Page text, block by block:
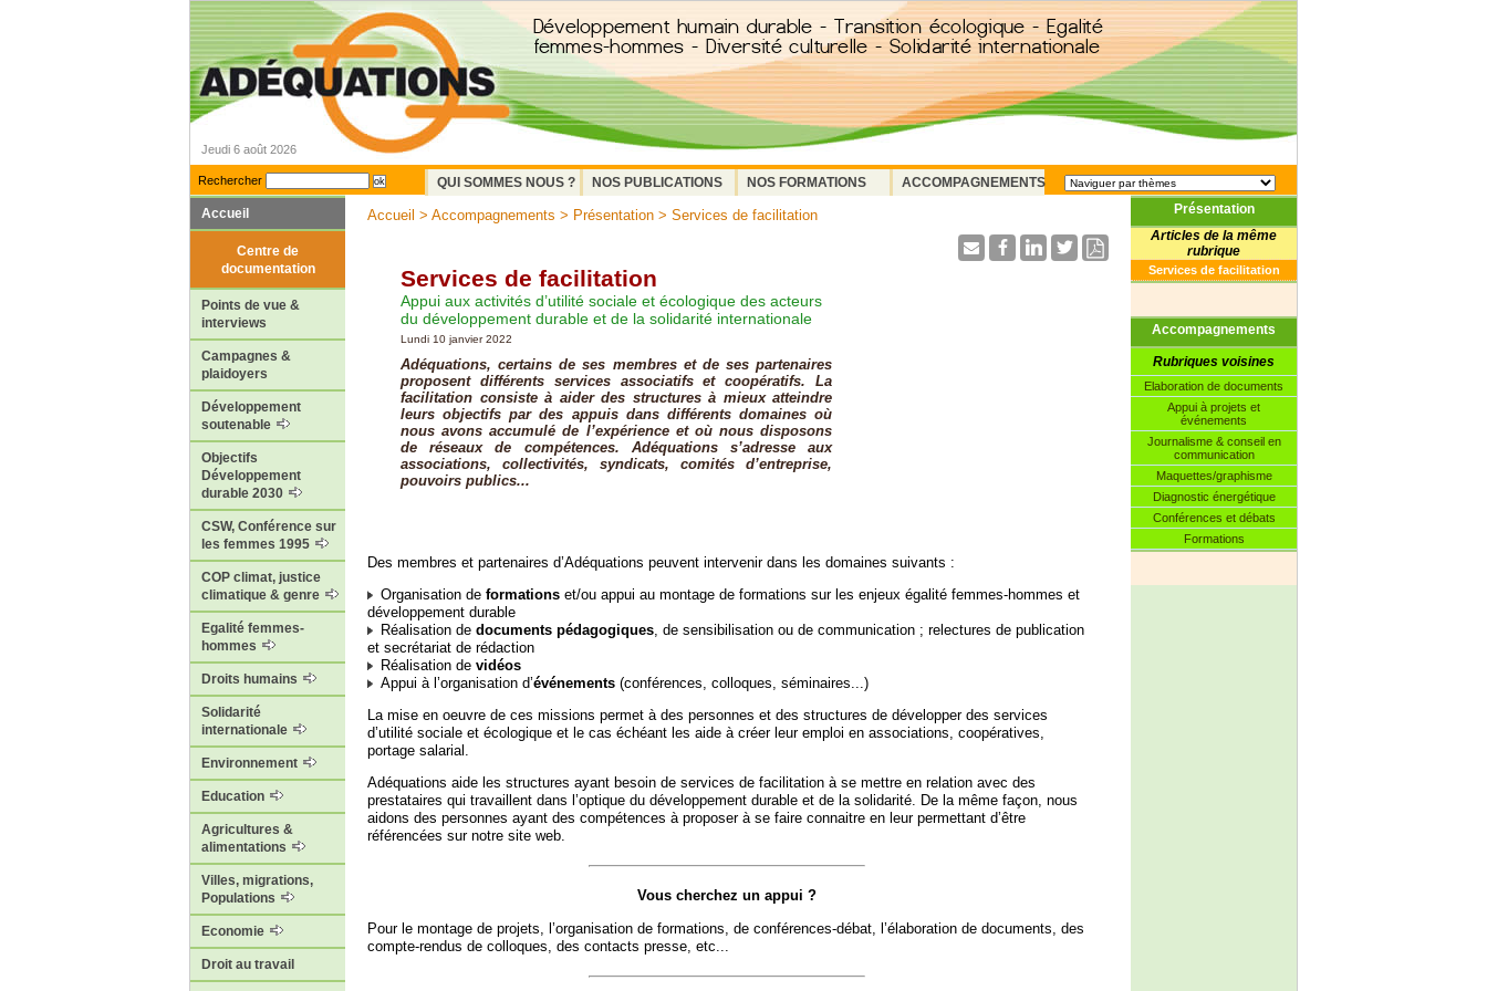
Jeudi 6 août 2026
Rechercher QUI SOMMES NOUS ? NOS PUBLICATIONS NOS FORMATIONS
ACCOMPAGNEMENTS
Accueil
Centre de
documentation
Points de vue &
interviews
Campagnes &
plaidoyers
Développement
soutenable
Objectifs
Développement
durable 2030
CSW, Conférence sur
les femmes 1995
COP climat, justice
climatique & genre
Egalité femmes-
hommes
Droits humains
Solidarité
internationale
Environnement
Education
Agricultures &
alimentations
Villes, migrations,
Populations
Economie
Droit au travail
Présentation
Articles de la même
rubrique
Services de facilitation
Accompagnements
Rubriques voisines
Elaboration de documents
Appui à projets et
événements
Journalisme & conseil en
communication
Maquettes/graphisme
Diagnostic énergétique
Conférences et débats
Formations
Accueil > Accompagnements > Présentation > Services de facilitation
Services de facilitation
Appui aux activités d’utilité sociale et écologique des acteurs
du développement durable et de la solidarité internationale
Lundi 10 janvier 2022
Adéquations, certains de ses membres et de ses partenaires
proposent différents services associatifs et coopératifs. La
facilitation consiste à aider des structures à mieux atteindre
leurs objectifs par des appuis dans différents domaines où
nous avons accumulé de l’expérience et où nous disposons
de réseaux de compétences. Adéquations s’adresse aux
associations, collectivités, syndicats, comités d’entreprise,
pouvoirs publics...
Des membres et partenaires d’Adéquations peuvent intervenir dans les domaines suivants :
Organisation de formations et/ou appui au montage de formations sur les enjeux égalité femmes-hommes et
développement durable
Réalisation de documents pédagogiques, de sensibilisation ou de communication ; relectures de publication
et secrétariat de rédaction
Réalisation de vidéos
Appui à l’organisation d’événements (conférences, colloques, séminaires...)
La mise en oeuvre de ces missions permet à des personnes et des structures de développer des services
d’utilité sociale et écologique et le cas échéant les aide à créer leur emploi en associations, coopératives,
portage salarial.
Adéquations aide les structures ayant besoin de services de facilitation à se mettre en relation avec des
prestataires qui travaillent dans l’optique du développement durable et de la solidarité. De la même façon, nous
aidons des personnes ayant des compétences à proposer à se faire connaitre en leur permettant d’être
référencées sur notre site web.
Vous cherchez un appui ?
Pour le montage de projets, l’organisation de formations, de conférences-débat, l’élaboration de documents, des
compte-rendus de colloques, des contacts presse, etc...